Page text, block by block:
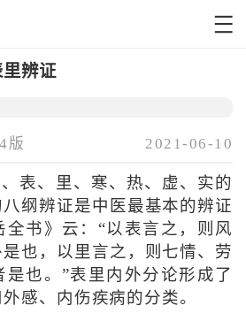
辨证
版 2021-06-10
表、里、寒、热、虚、实的
纲辨证是中医最基本的辨证
书》云：“以表言之，则风
也，以里言之，则七情、劳
也。”表里内外分论形成了
感、内伤疾病的分类。